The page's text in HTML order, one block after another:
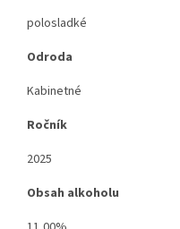
polosladké
Odroda
Kabinetné
Ročník
2025
Obsah alkoholu